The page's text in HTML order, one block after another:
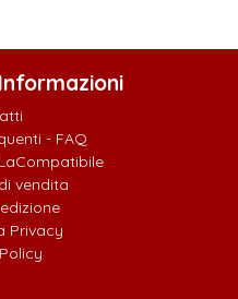
- FAQ
vendita
Privacy